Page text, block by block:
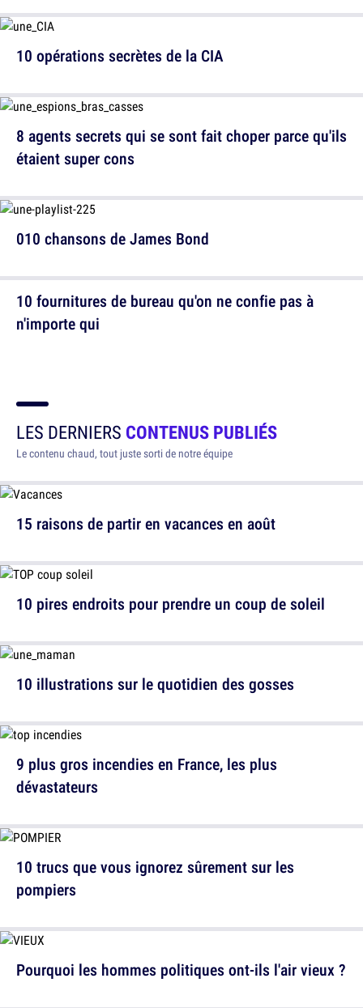
8 agents secrets qui se sont fait choper parce qu'ils
étaient super cons
010 chansons de James Bond
10 opérations secrètes de la CIA
10 fournitures de bureau qu'on ne confie pas à
n'importe qui
LES DERNIERS CONTENUS PUBLIÉS
Le contenu chaud, tout juste sorti de notre équipe
15 raisons de partir en vacances en août
10 illustrations sur le quotidien des gosses
10 trucs que vous ignorez sûrement sur les
pompiers
10 pires endroits pour prendre un coup de soleil
9 plus gros incendies en France, les plus
dévastateurs
Pourquoi les hommes politiques ont-ils l'air vieux ?